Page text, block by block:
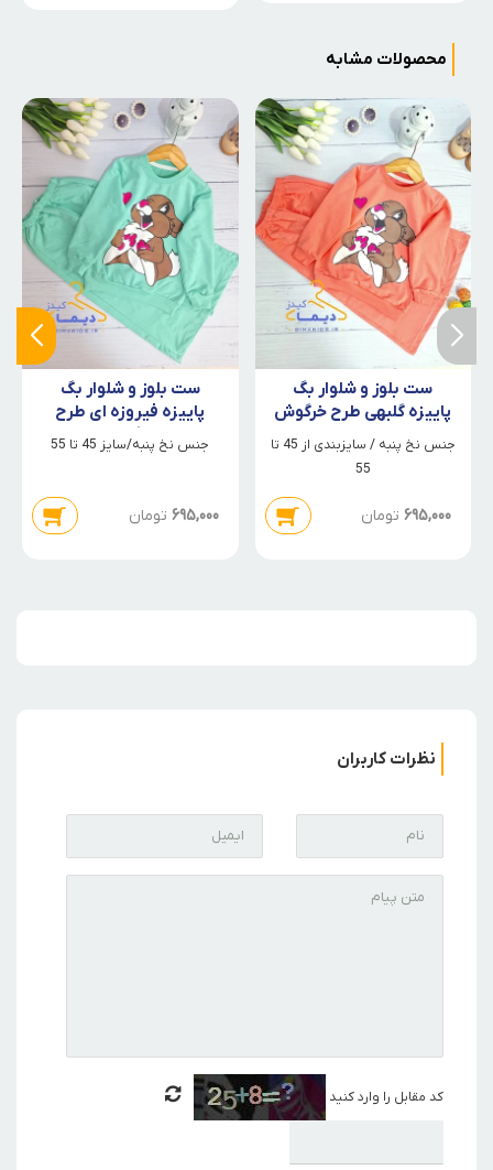
محصولات مشابه
ست بلوز و شلوار بگ
پاییزه گلبهی طرح خرگوش
جنس نخ پنبه / سایزبندی از 45 تا
55
695,000 تومان
ست بلوز و شلوار بگ
پاییزه فیروزه ای طرح
خرگوش
جنس نخ پنبه/سایز 45 تا 55
695,000 تومان
نظرات کاربران
کد مقابل را وارد کنید